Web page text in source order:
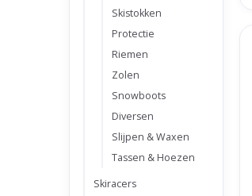
Skistokken
Protectie
Riemen
Zolen
Snowboots
Diversen
Slijpen & Waxen
Tassen & Hoezen
Skiracers